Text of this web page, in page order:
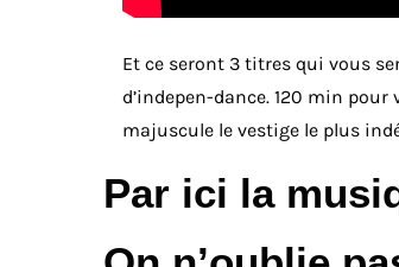
Et ce seront 3 titres qui vous
d’indepen-dance. 120 min
majuscule le vestige le plus
Par ici la